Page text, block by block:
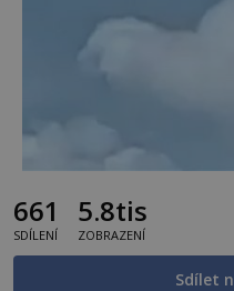
661
SDÍLENÍ
5.8tis
ZOBRAZENÍ
Sdílet